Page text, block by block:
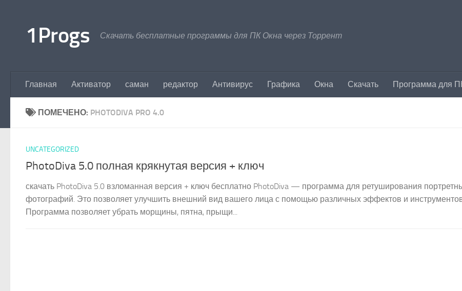
1Progs Скачать бесплатные программы для ПК Окна через Торрент
Главная Активатор саман редактор Антивирус Графика Окна Скачать Программа для
ПОМЕЧЕНО: PHOTODIVA PRO 4.0
UNCATEGORIZED
PhotoDiva 5.0 полная крякнутая версия + ключ
скачать PhotoDiva 5.0 взломанная версия + ключ бесплатно PhotoDiva — программа для ретуширования
фотографий. Это позволяет улучшить внешний вид вашего лица с помощью различных эффектов и
Программа позволяет убрать морщины, пятна, прыщи...